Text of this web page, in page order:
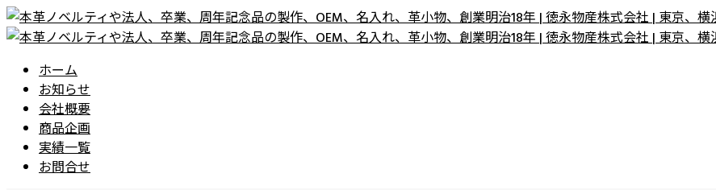
ホーム
お知らせ
会社概要
商品企画
実績一覧
お問合せ